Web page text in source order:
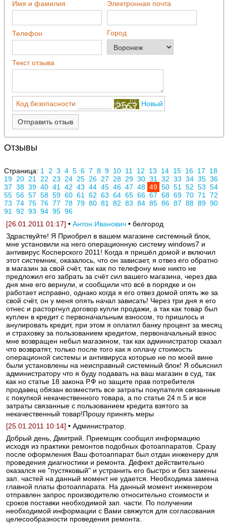
Имя и фамилия Электронная почта
Телефон Город
Текст отзыва
Код безопасности Новый
Отправить отзыв
Отзывы
Страница: 1 2 3 4 5 6 7 8 9 10 11 12 13 14 15 16 17
18
19 20 21 22 23 24 25 26 27 28 29 30 31 32 33 34 35 36
37 38 39 40 41 42 43 44 45 46 47 48 49 50 51 52 53 54
55 56 57 58 59 60 61 62 63 64 65 66 67 68 69 70 71
72
73 74 75 76 77 78 79 80 81 82 83 84 85 86 87 88 89 90
91
92 93 94 95 96
[26.01.2011 01:17] • Антон Иванович • белгород
Здраствуйте! Я Приобрел в вашем магазине системный блок,
мне установили на него операционную систему windows7 и
антивирус Косперского 2011! Когда я пришёл домой и включил
этот системник, оказалось, что он зависает, я отвез его обратно
в магазин за свой счёт, так как по телефону мне никто не
предложил его забрать за счёт сил вашего магазина, через два
дня мне его вернули, и сообщили что всё в порядке и он
работает исправно, однако когда я его отвез домой опять же за
свой счёт, он у меня опять начал зависать! Через три дня я его
отнес и расторгнул договор купли продажи, а так как товар был
куплен в кредит с первоначальным взносом, то пришлось и
анулировать кредит, при этом я оплатил банку процент за месяц
и страховку за пользованием кредитом, первоначальный взнос
мне возвращен небыл магазином, так как администратор сказал
что возвратят, только после того как я оплачу стоимость
операционой системы и антивируса которые не по моей вине
были установлены на неисправный системный блок! Я обьяснил
администратору что я буду подавать на ваш магазин в суд, так
как но статье 18 закона Р.Ф но защите прав потребителя
продавец обязан возместить все затраты покупателя связанные
с покупкой некачественного товара, а по статье 24 п.5 и все
затраты связанные с пользованием кредита взятого за
некачественный товар!Прошу принять меры
[25.01.2011 10:14] • Администратор.
Добрый день, Дмитрий. Приемщик сообщил информацию
исходя из практики ремонтов подобных фотоаппаратов. Сразу
после оформления Ваш фотоаппарат был отдан инженеру для
проведения диагностики и ремонта. Дефект действительно
оказался не "пустяковый" и устранить его быстро и без замены
зап. частей на данный момент не удается. Необходима замена
главной платы фотоаппарата. На данный момент инженером
отправлен запрос производителю относительно стоимости и
сроков поставки необходимой зап. части. По получении
необходимой информации с Вами свяжутся для согласования
целесообразности проведения ремонта.